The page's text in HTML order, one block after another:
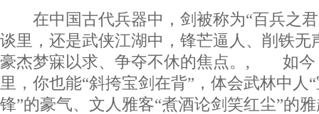
在中国古代兵器中，剑被称为“百兵之君
谈里，还是武侠江湖中，锋芒逼人、削铁无
豪杰梦寐以求、争夺不休的焦点。, 如今
里，你也能“斜挎宝剑在背”，体会武林中人
锋”的豪气、文人雅客“煮酒论剑笑红尘”的